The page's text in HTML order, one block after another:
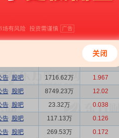
5600.71万
告 股吧 0 0.000
0.623
告 股吧 1716.62万 1.967
告 股吧 8749.23万 12.02
告 股吧 23.32万 0.038
告 股吧 117.13万 0.126
告 股吧 269.53万 0.172